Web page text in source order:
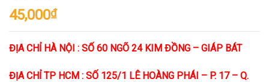
45,000₫
ĐỊA CHỈ HÀ NỘI : SỐ 60 NGÕ 24 KIM ĐỒNG – GIÁP BÁT
ĐỊA CHỈ TP HCM : SỐ 125/1 LÊ HOÀNG PHÁI – P. 17 – Q.